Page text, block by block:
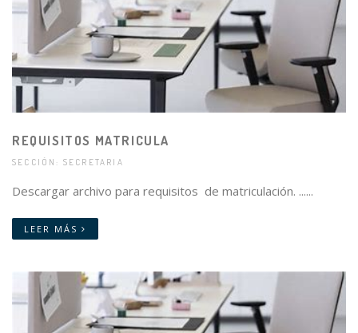
REQUISITOS MATRICULA
SECCIÓN: SECRETARIA
Descargar archivo para requisitos de matriculación. ......
LEER MÁS